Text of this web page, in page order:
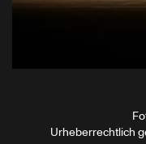
Urheberrechtlich